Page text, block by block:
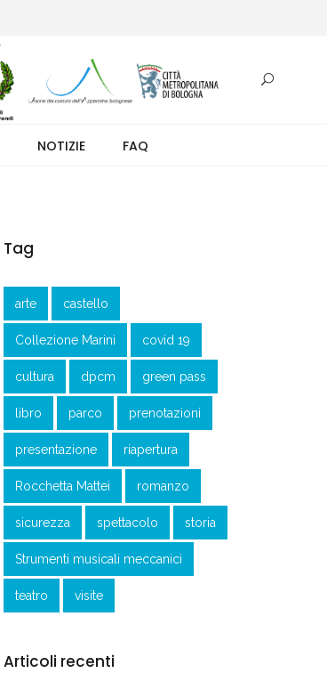
NOTIZIE FAQ
Tag
arte castello
Collezione Marini covid 19
cultura dpcm green pass
libro parco prenotazioni
presentazione riapertura
Rocchetta Mattei romanzo
sicurezza spettacolo storia
Strumenti musicali meccanici
teatro visite
Articoli recenti